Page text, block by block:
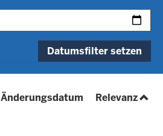
Datumsfilter setzen
Änderungsdatum (absteigend)
Relevanz